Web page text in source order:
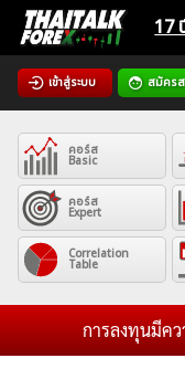
Skip
content
17
เข้าสู่ระบบ สมัคร
Home
News
Articles
VPS Register
คอร์ส
Basic
คอร์ส
Expert
Correlation
Table
การลงทุนมีคว